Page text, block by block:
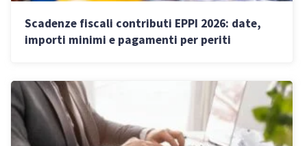
Scadenze fiscali contributi EPPI 2026: date,
importi minimi e pagamenti per periti